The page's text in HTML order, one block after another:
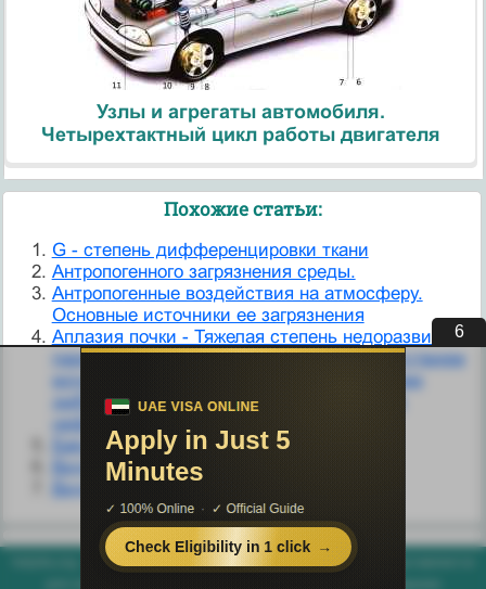
Узлы и агрегаты автомобиля.
Четырехтактный цикл работы двигателя
Похожие статьи:
G - степень дифференцировки ткани
Антропогенного загрязнения среды.
Антропогенные воздействия на атмосферу.
Основные источники ее загрязнения
Аплазия почки - Тяжелая степень недоразвития
паренхимы, нередко сочетающее с отсутствием
мочеточника. Порок формируется в раннем
эмбриональном периоде до образования
нефронов.
Бағыттар индексі.
Виды индексов
Виды радиоактивного загрязнения
helpiks.org - Хелпикс.Орг - 2014-2026 год. Материал сайта представляется
5